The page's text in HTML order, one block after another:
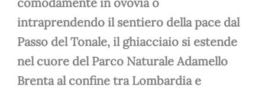
intraprendendo il sentiero della pace dal
Passo del Tonale, il ghiacciaio si estende
nel cuore del Parco Naturale Adamello
Brenta al confine tra Lombardia e